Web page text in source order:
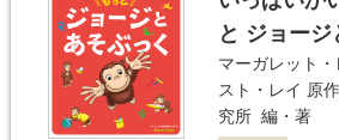
と ジョージ
マーガレット
スト・レイ 原
究所 編・著